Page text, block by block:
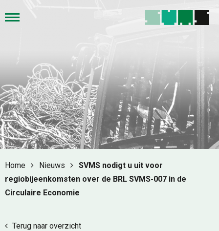
Home Nieuws
SVMS nodigt u uit voor
regiobijeenkomsten over de BRL SVMS-007 in de
Circulaire Economie
Terug naar overzicht